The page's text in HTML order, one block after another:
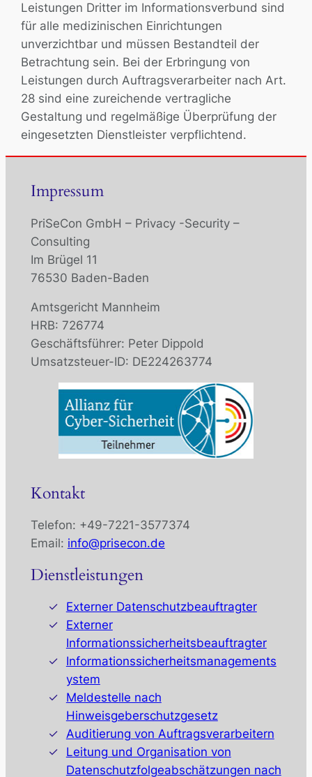
Leistungen Dritter im Informationsverbund sind
für alle medizinischen Einrichtungen
unverzichtbar und müssen Bestandteil der
Betrachtung sein. Bei der Erbringung von
Leistungen durch Auftragsverarbeiter nach Art.
28 sind eine zureichende vertragliche
Gestaltung und regelmäßige Überprüfung der
eingesetzten Dienstleister verpflichtend.
Impressum
PriSeCon GmbH – Privacy -Security –
Consulting
Im Brügel 11
76530 Baden-Baden
Amtsgericht Mannheim
HRB: 726774
Geschäftsführer: Peter Dippold
Umsatzsteuer-ID: DE224263774
Kontakt
Telefon: +49-7221-3577374
Email: info@prisecon.de
Dienstleistungen
Externer Datenschutzbeauftragter
Externer
Informationssicherheitsbeauftragter
Informationssicherheitsmanagements
ystem
Meldestelle nach
Hinweisgeberschutzgesetz
Auditierung von Auftragsverarbeitern
Leitung und Organisation von
Datenschutzfolgeabschätzungen nach